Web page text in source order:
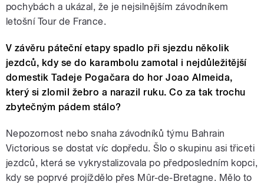
pochybách a ukázal, že je nejsilnějším závodníkem
letošní Tour de France.
V závěru páteční etapy spadlo při sjezdu několik
jezdců, kdy se do karambolu zamotal i nejdůležitější
domestik Tadeje Pogačara do hor Joao Almeida,
který si zlomil žebro a narazil ruku. Co za tak trochu
zbytečným pádem stálo?
Nepozornost nebo snaha závodníků týmu Bahrain
Victorious se dostat víc dopředu. Šlo o skupinu asi třiceti
jezdců, která se vykrystalizovala po předposledním kopci,
kdy se poprvé projíždělo přes Mûr-de-Bretagne. Mělo to